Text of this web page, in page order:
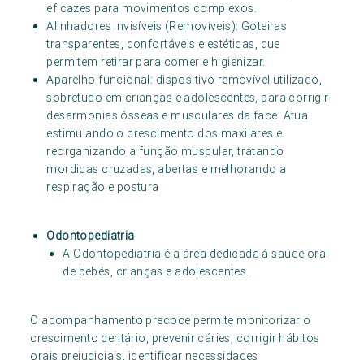
eficazes para movimentos complexos.
Alinhadores Invisíveis (Removíveis): Goteiras
transparentes, confortáveis e estéticas, que
permitem retirar para comer e higienizar.
Aparelho funcional: dispositivo removível utilizado,
sobretudo em crianças e adolescentes, para corrigir
desarmonias ósseas e musculares da face. Atua
estimulando o crescimento dos maxilares e
reorganizando a função muscular, tratando
mordidas cruzadas, abertas e melhorando a
respiração e postura
Odontopediatria
A Odontopediatria é a área dedicada à saúde oral
de bebés, crianças e adolescentes.
O acompanhamento precoce permite monitorizar o
crescimento dentário, prevenir cáries, corrigir hábitos
orais prejudiciais, identificar necessidades